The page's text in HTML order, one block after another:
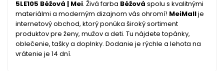
5LE105 Béžová | Mei. Živá farba Béžová spolu s kvalitnými
materiálmi a moderným dizajnom vás ohromí! MeiMallje
internetový obchod, ktorý ponúka široký sortiment
produktov pre ženy, mužov a deti. Tu nájdete topánky,
oblečenie, tašky a doplnky. Dodanie je rýchle a lehota na
vrátenie je 14 dní.